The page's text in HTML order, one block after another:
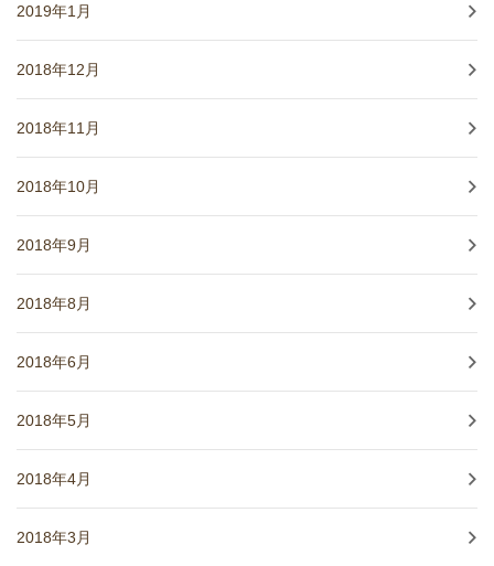
2019年1月
2018年12月
2018年11月
2018年10月
2018年9月
2018年8月
2018年6月
2018年5月
2018年4月
2018年3月